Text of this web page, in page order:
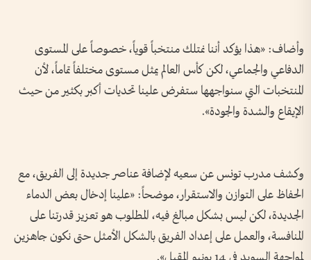
وأضاف: «هذا يؤكد أننا نمتلك منتخباً قوياً، خصوصاً على المستوى
الدفاعي والجماعي، لكن كأس العالم يمثل مستوى مختلفاً تماماً، لأن
المنتخبات التي سنواجهها ستفرض علينا تحديات أكبر بكثير من حيث
الإيقاع والشدة والجودة».
وكشف مدرب تونس عن سعيه لإضافة عناصر جديدة إلى الفريق، مع
الحفاظ على التوازن والاستقرار، موضحاً: «علينا إدخال بعض الدماء
الجديدة، لكن ليس بشكل مبالغ فيه، المطلوب هو تعزيز قدرتنا على
المنافسة، والعمل على إعداد الفريق بالشكل الأمثل حتى نكون جاهزين